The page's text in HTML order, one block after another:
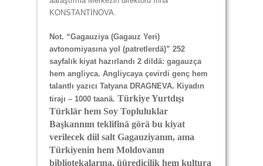
KONSTANTİNOVA.
Not. “Gagauziya (Gagauz Yeri)
avtonomiyasına yol (patretlerdä)” 252
sayfalık kiyat hazırlandı 2 dildä: gagauzça
hem angliyca. Angliycaya çevirdi genç hem
talantlı yazıcı Tatyana DRAGNEVA. Kiyadın
tirajı – 1000 taanä. Türkiye Yurtdışı
Türklär hem Soy Topluluklar
Başkannıın teklifinä görä bu kiyat
verilecek diil salt Gagauziyanın, ama
Türkiyenin hem Moldovanın
bibliotekalarına, üüredicilik hem kultura